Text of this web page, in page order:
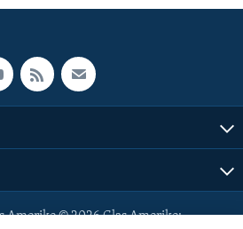
Amerike © 2026 Glas Amerike: